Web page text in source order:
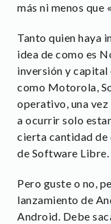
más ni menos
Tanto quien haya
idea de como es
inversión y capital
como Motorola,
operativo, una
a ocurrir solo
cierta cantidad de
de Software Libre.
Pero guste o no,
lanzamiento de
Android. Debe